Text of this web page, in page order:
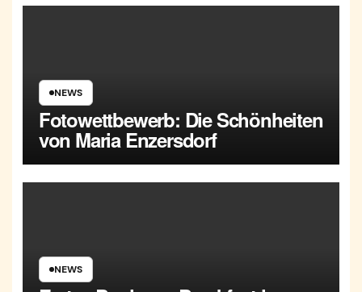
NEWS
Fotowettbewerb: Die Schönheiten
von Maria Enzersdorf
NEWS